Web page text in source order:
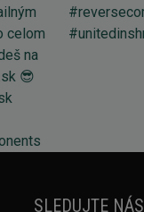
SLEDUJTE NÁS